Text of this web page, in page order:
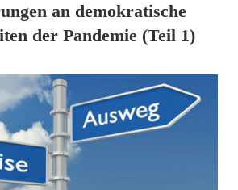
an demokratische
der Pandemie (Teil 1)